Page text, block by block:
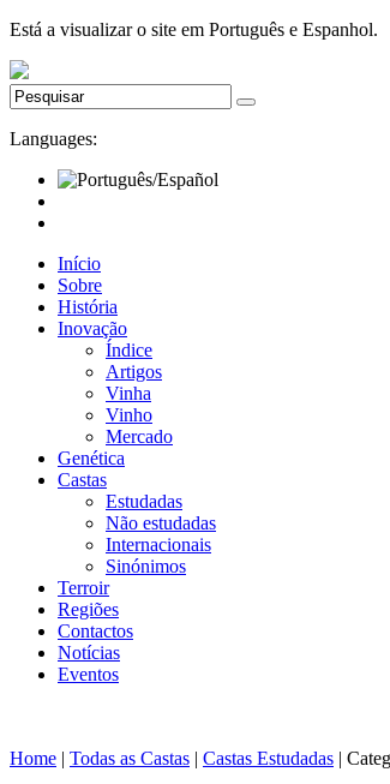
Está a visualizar o site em Português e Espanhol.
Languages:
Início
Sobre
História
Inovação
Índice
Artigos
Vinha
Vinho
Mercado
Genética
Castas
Estudadas
Não estudadas
Internacionais
Sinónimos
Terroir
Regiões
Contactos
Notícias
Eventos
Home | Todas as Castas | Castas Estudadas |